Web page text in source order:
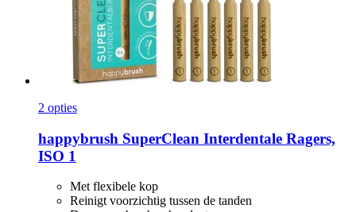
2 opties
happybrush SuperClean Interdentale Ragers,
ISO 1
Met flexibele kop
Reinigt voorzichtig tussen de tanden